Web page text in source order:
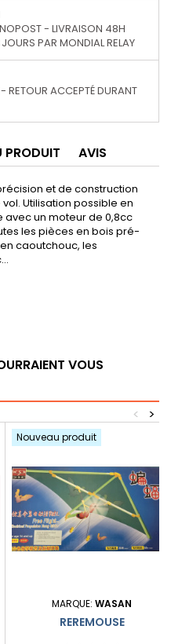
- LIVRAISON 48H
PAR MONDIAL RELAY
RETOUR ACCEPTÉ DURANT
PRODUIT AVIS
et de construction
Utilisation possible en
un moteur de 0,8cc
les pièces en bois pré-
caoutchouc, les
VOUS
>
<
Nouveau produit
MARQUE: WASAN
REREMOUSE